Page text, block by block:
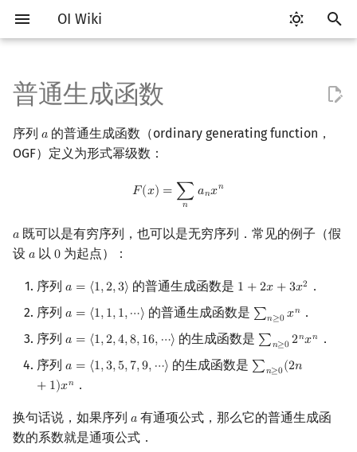
OI Wiki
入
以
开
Getting Started
关于本项目
OI Wiki 不是什么
格式手册
数学符号表
F.A.Q.
镜像站列表
致谢
比赛相关简介
赛事
学习路线
学习资源
常见错误
常见技巧
出题
工具软件简介
代码编辑工具
VS Code
Atom
Notepad++
Kate
CLion
Cena
CCR Plus
命令行
命令行编译与调试
编译器
WSL (Windows 10)
Special Judge
Testlib
Generator
Validator
Checker
语言基础简介
C++ 基础
变量
运算
高级数据类型
函数
STL 算法
bitset
pair
C++ 进阶
值类别
重载运算符
常量
新版 C++ 特性
pb_ds
C++ 与其他常用语言的区别
Pascal 转 C++ 急救
Python 速成
Java 速成
Java 进阶
算法基础简介
复杂度
模拟
递归 & 分治
排序
冒泡排序
插入排序
基数排序
快速排序
堆排序
前缀和 & 差分
二分
搜索部分简介
DFS（搜索）
双向搜索
启发式搜索
迭代加深搜索
回溯法
动态规划部分简介
动态规划基础
背包 DP
区间 DP
DAG 上的 DP
树形 DP
状压 DP
数位 DP
斜率优化
四边形不等式优化
WQS 二分
状态设计优化
字符串部分简介
字符串基础
字符串匹配
字符串哈希
字典树 (Trie)
前缀函数与 KMP 算法
Boyer–Moore 算法
Z 函数（扩展 KMP）
数字系统简介
进位制
格雷码
数论基础
模算术简介
最大公约数
欧拉函数
分解质因数
裴蜀定理 & 一次不定方程
费马小定理 & 欧拉定理
基本运算
封闭形式
斐波那契数列的生成函数
展开方式一
展开方式二
牛顿二项式定理
卡特兰数的生成函数
食物
排列组合
抽屉原理
斐波那契数列
错位排列
卡特兰数
斯特林数
贝尔数
伯努利数
线性代数简介
向量
矩阵
初等变换
行列式
线性空间
线性基
线性映射
线性规划基础
单纯形法
基本概念
群论
域论
Schreier–Sims 算法
基本概念
条件概率与独立性
随机变量的数字特征
概率不等式
博弈论简介
公平组合游戏
非公平组合游戏
插值
数值积分
牛顿迭代法
数据结构部分简介
栈
链表
哈希表
并查集
堆
配对堆
左偏树
块状数据结构
块状链表
树分块
单调栈
李超线段树
猫树
值
Kinetic Tournament Tree
Splay 树
WBLT
笛卡尔树
Size Balanced Tree
红黑树
可持久化块状数组
可持久化平衡树
可持久化可并堆
线段树套平衡树
树状数组套权值线段树
Euler Tour Tree
Top Tree
图论部分简介
图论相关概念
DFS（图论）
BFS（图论）
树上问题
树的中心
树的重心
树链剖分
树上启发式合并
树分治
有向无环图
拓扑排序
最短路问题
k 短路
同余最短路
最小直径生成树
割点和桥
圆方树
最小割
费用流
Stoer–Wagner 算法
二分图最大权匹配
一般图最大匹配
稳定匹配
计算几何部分简介
二维计算几何基础
距离
Pick 定理
三角剖分
凸包
扫描线
旋转卡壳
杂项简介
离散化
离线算法
整体二分
莫队算法
分数规划
随机化
爬山算法
模拟退火
悬线法
有限状态自动机
计算理论基础
RMQ
并查集应用
线段树与离线询问
普通生成函数
序列 𝑎
a 的普通生成函数（ordinary generating function，
OGF）定义为形式幂级数：
𝐹(𝑥) = ∑
𝑛
𝑎𝑛𝑥𝑛
F(x )=∑nanx n
𝑎
a 既可以是有穷序列，也可以是无穷序列．常见的例子（假
设 𝑎
a 以0
0 为起点）：
序列 𝑎 = ⟨1,2,3⟩
a =⟨1 ,2,3⟩ 的普通生成函数是 1 +2𝑥 +3𝑥2
1 +2x+3x2
．
序列 𝑎 = ⟨1,1,1,⋯⟩
a =⟨1 ,1,1 ⋯⟩ 的普通生成函数是 ∑𝑛≥0𝑥𝑛
∑n≥0xn
．
序列 𝑎 = ⟨1,2,4,8,16, ⋯⟩
a =⟨1 ,2,4,8,16,⋯⟩ 的生成函数是 ∑𝑛≥0 2𝑛𝑥𝑛
∑n≥02nxn
．
序列 𝑎 = ⟨1,3,5,7,9, ⋯⟩
a =⟨1 ,3,5,7,9, ⋯⟩ 的生成函数是 ∑𝑛≥0(2𝑛
+ 1)𝑥𝑛
∑n≥0(2n+
．
换句话说，如果序列 𝑎
a 有通项公式，那么它的普通生成函
数的系数就是通项公式．